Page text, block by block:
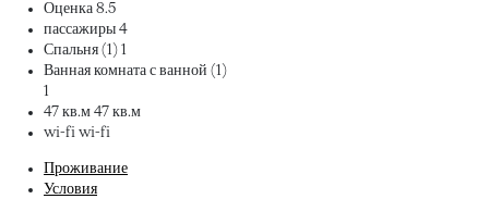
Оценка 8.5
пассажиры 4
Спальня (1) 1
Ванная комната с ванной (1)
1
47 кв.м 47 кв.м
wi-fi wi-fi
Проживание
Условия